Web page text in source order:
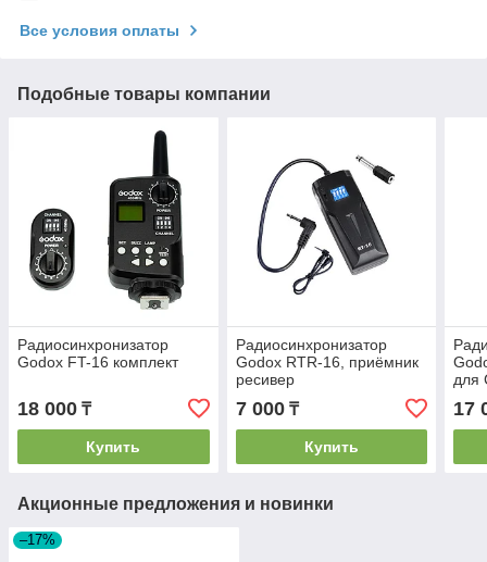
Все условия оплаты
Подобные товары компании
Радиосинхронизатор
Godox FT-16 комплект
18 000 ₸
Купить
Радиосинхронизатор
Godox RTR-16, приёмник
ресивер
7 000₸
Купить
для
17
Акционные предложения и новинки
–17%